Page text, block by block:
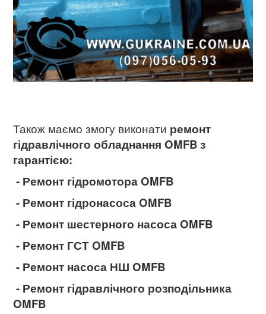
Також маємо змогу виконати ремонт
гідравлічного обладнання OMFBз
гарантією:
- Ремонт гідромотора OMFB
- Ремонт гідронасоса OMFB
- Ремонт шестерного насоса OMFB
- Ремонт ГСТ OMFB
- Ремонт насоса НШ OMFB
- Ремонт гідравлічного розподільника
OMFB